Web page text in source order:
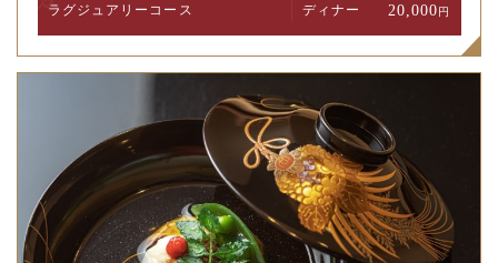
ラグジュアリー コース ディナー 20,000円